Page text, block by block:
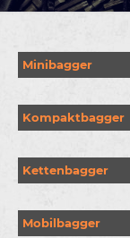
Minibagger
Kompaktbagger
Kettenbagger
Mobilbagger